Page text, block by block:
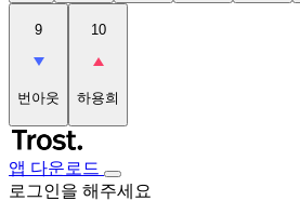
9
번아웃
10
하용희
앱 다운로드
로그인을 해주세요